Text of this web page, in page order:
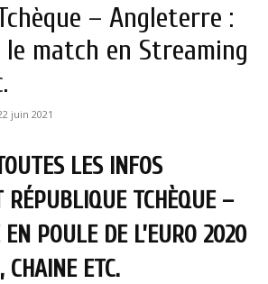
– Angleterre :
match en Streaming
juin 2021
LES INFOS
RÉPUBLIQUE TCHÈQUE –
EN POULE DE L’EURO 2020
CHAINE ETC.